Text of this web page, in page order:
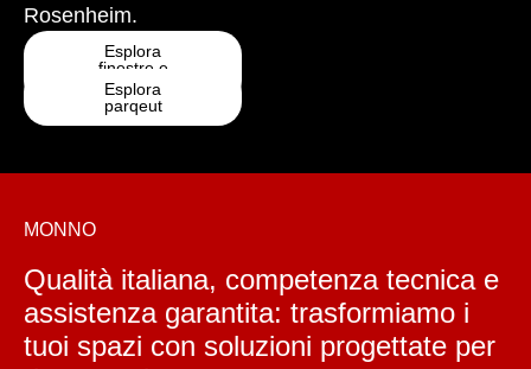
Rosenheim.
Esplora
finestre e
infissi
Esplora
parqeut
MONNO
Qualità italiana, competenza tecnica e
assistenza garantita: trasformiamo i
tuoi spazi con soluzioni progettate per